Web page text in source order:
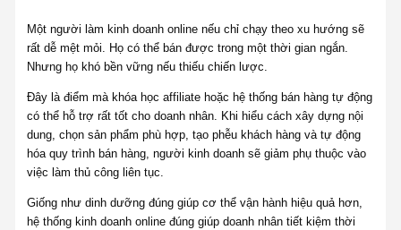
Một người làm kinh doanh online nếu chỉ chạy theo xu hướng sẽ
rất dễ mệt mỏi. Họ có thể bán được trong một thời gian ngắn.
Nhưng họ khó bền vững nếu thiếu chiến lược.
Đây là điểm mà khóa học affiliate hoặc hệ thống bán hàng tự động
có thể hỗ trợ rất tốt cho doanh nhân. Khi hiểu cách xây dựng nội
dung, chọn sản phẩm phù hợp, tạo phễu khách hàng và tự động
hóa quy trình bán hàng, người kinh doanh sẽ giảm phụ thuộc vào
việc làm thủ công liên tục.
Giống như dinh dưỡng đúng giúp cơ thể vận hành hiệu quả hơn,
hệ thống kinh doanh online đúng giúp doanh nhân tiết kiệm thời